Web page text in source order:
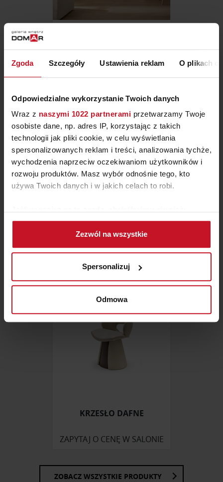
Zgoda Szczegóły Ustawienia reklam O plikach
Odpowiedzialne wykorzystanie Twoich danych
Wraz z naszymi 1022 partnerami przetwarzamy Twoje
osobiste dane, np. adres IP, korzystając z takich
technologii jak pliki cookie, w celu wyświetlania
spersonalizowanych reklam i treści, analizowania tychże,
wychodzenia naprzeciw oczekiwaniom użytkowników i
rozwoju produktów. Masz wybór odnośnie tego, kto
używa Twoich danych i w jakich celach to robi.
Gromadzić dane dotyczące Twojej lokalizacji
geograficznej z dokładnością nawet do kilku metrów
Identyfikować Twoje urządzenie, aktywnie
(fingerprinting, czyli wirtualny odcisk palca)
Dowiedz się więcej odnośnie tego, jak Twoje osobiste
dane są przetwarzane oraz ustaw własne preferencje w
zmienić lub wycofać swoją zgodę w dowolnej chwili.
Wykorzystujemy pliki cookie do spersonalizowania treści
i reklam, aby oferować funkcje społecznościowe i
analizować ruch w naszej witrynie. Informacje o tym, jak
otrzymanymi od Ciebie lub uzyskanymi podczas
Zezwól na wszystkie
Spersonalizuj
Odmowa
ZAPYTAJ O CENĘ W SALONIE
ZAPYTAJ O CENĘ W SALONIE
KRZESŁO DAFNE
ZAPYTAJ O CENĘ W SALONIE
ZOBACZ WSZYSTKIE PRODUKTY